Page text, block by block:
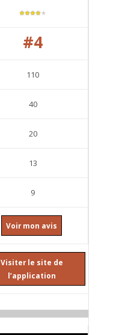
★★★★★
#4
110
40
20
13
9
Voir mon avis
Visiter le site de
l’application